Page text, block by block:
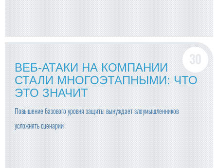
ВЕБ-АТАКИ НА КОМПАНИИ
СТАЛИ МНОГОЭТАПНЫМИ: ЧТО
ЭТО ЗНАЧИТ
Повышение базового уровня защиты вынуждает злоумышленников
усложнять сценарии